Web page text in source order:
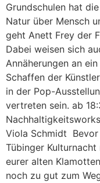
Grundschulen hat
Natur über Mensch
geht Anett Frey der
Dabei weisen sich
Annäherungen an
Schaffen der
in der Pop-
vertreten sein. ab
Viola Schmidt Bevor
Tübinger
eurer alten
noch zu gut zum